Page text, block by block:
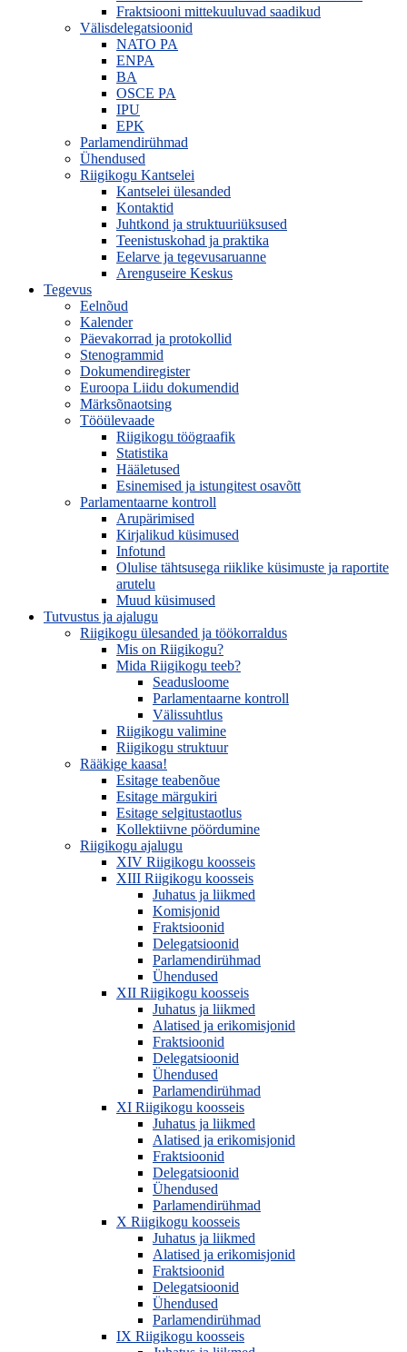
Fraktsiooni mittekuuluvad saadikud
Välisdelegatsioonid
NATO PA
ENPA
BA
OSCE PA
IPU
EPK
Parlamendirühmad
Ühendused
Riigikogu Kantselei
Kantselei ülesanded
Kontaktid
Juhtkond ja struktuuriüksused
Teenistuskohad ja praktika
Eelarve ja tegevusaruanne
Arenguseire Keskus
Tegevus
Eelnõud
Kalender
Päevakorrad ja protokollid
Stenogrammid
Dokumendiregister
Euroopa Liidu dokumendid
Märksõnaotsing
Tööülevaade
Riigikogu töögraafik
Statistika
Hääletused
Esinemised ja istungitest osavõtt
Parlamentaarne kontroll
Arupärimised
Kirjalikud küsimused
Infotund
Olulise tähtsusega riiklike küsimuste ja raportite
arutelu
Muud küsimused
Tutvustus ja ajalugu
Riigikogu ülesanded ja töökorraldus
Mis on Riigikogu?
Mida Riigikogu teeb?
Seadusloome
Parlamentaarne kontroll
Välissuhtlus
Riigikogu valimine
Riigikogu struktuur
Rääkige kaasa!
Esitage teabenõue
Esitage märgukiri
Esitage selgitustaotlus
Kollektiivne pöördumine
Riigikogu ajalugu
XIV Riigikogu koosseis
XIII Riigikogu koosseis
Juhatus ja liikmed
Komisjonid
Fraktsioonid
Delegatsioonid
Parlamendirühmad
Ühendused
XII Riigikogu koosseis
Juhatus ja liikmed
Alatised ja erikomisjonid
Fraktsioonid
Delegatsioonid
Ühendused
Parlamendirühmad
XI Riigikogu koosseis
Juhatus ja liikmed
Alatised ja erikomisjonid
Fraktsioonid
Delegatsioonid
Ühendused
Parlamendirühmad
X Riigikogu koosseis
Juhatus ja liikmed
Alatised ja erikomisjonid
Fraktsioonid
Delegatsioonid
Ühendused
Parlamendirühmad
IX Riigikogu koosseis